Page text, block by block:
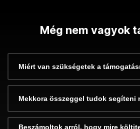
Még nem vagyok
Miért van szükségetek a
Mekkora összeggel tudok segíteni
Beszámoltok arról, hogy mire